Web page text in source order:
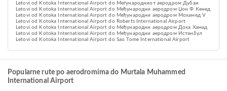
Letovi od Kotoka International Airport do Меѓународниот аеродром Дубаи
Letovi od Kotoka International Airport do Међународни аеродром Џон Ф Кенед
Letovi od Kotoka International Airport do Међународни аеродром Мохамед V
Letovi od Kotoka International Airport do Roberts International Airport
Letovi od Kotoka International Airport do Међународни аеродром Доха Хамад
Letovi od Kotoka International Airport do Међународни аеродром Истанбул
Letovi od Kotoka International Airport do Sao Tome International Airport
Popularne rute po aerodromima do Murtala Muhammed
International Airport